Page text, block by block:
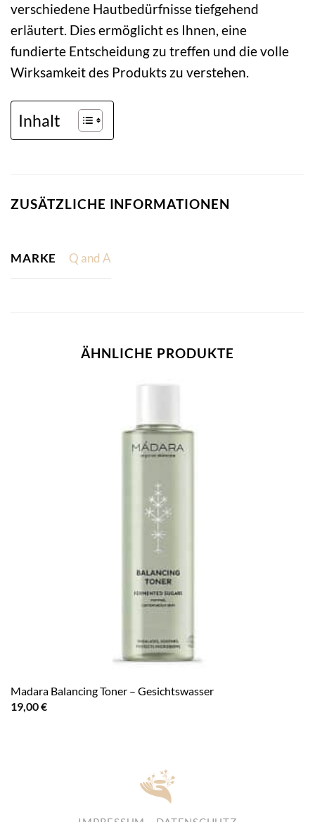
verschiedene Hautbedürfnisse tiefgehend
erläutert. Dies ermöglicht es Ihnen, eine
fundierte Entscheidung zu treffen und die volle
Wirksamkeit des Produkts zu verstehen.
Inhalt
ZUSÄTZLICHE INFORMATIONEN
MARKE Q and A
ÄHNLICHE PRODUKTE
Madara Balancing Toner – Gesichtswasser
19,00€